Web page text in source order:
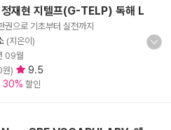
재현 지텔프(G-TELP) 독해 L
권으로 기초부터 실전까지
(지은이)
09월
) 9.5
30% 할인